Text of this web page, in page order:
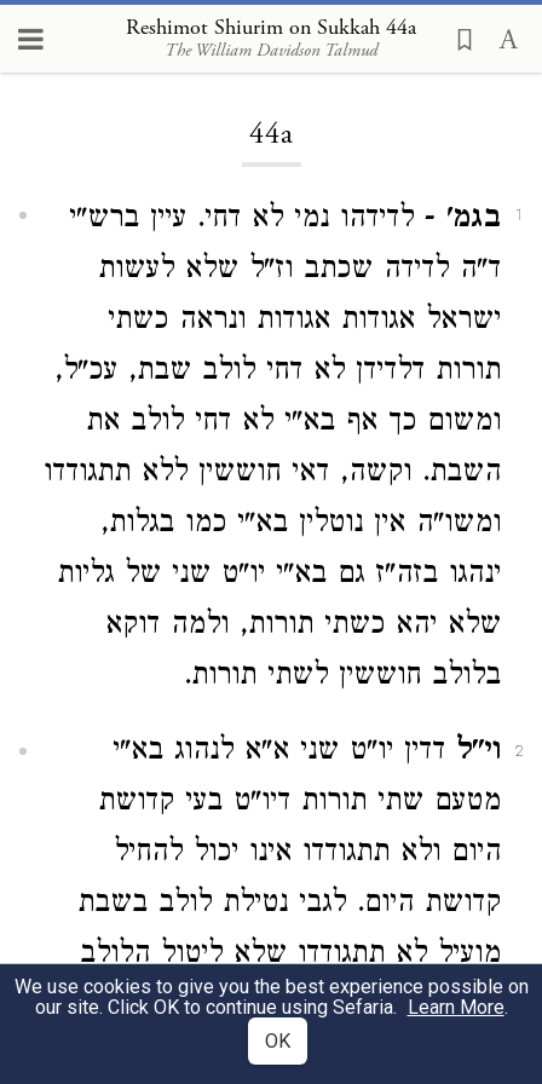
Reshimot Shiurim on Sukkah 44a
The William Davidson Talmud
Loading...
44a
1 בגמ' - לדידהו נמי לא דחי. עיין ברש"י
ד"ה לדידה שכתב וז"ל שלא לעשות
ישראל אגודות אגודות ונראה כשתי
תורות דלדידן לא דחי לולב שבת, עכ"ל,
ומשום כך אף בא"י לא דחי לולב את
השבת. וקשה, דאי חוששין ללא תתגודדו
ומשו"ה אין נוטלין בא"י כמו בגלות,
ינהגו בזה"ז גם בא"י יו"ט שני של גליות
שלא יהא כשתי תורות, ולמה דוקא
בלולב חוששין לשתי תורות.
2 וי"ל דדין יו"ט שני א"א לנהוג בא"י
מטעם שתי תורות דיו"ט בעי קדושת
היום ולא תתגודדו אינו יכול להחיל
קדושת היום. לגבי נטילת לולב בשבת
מועיל לא תתגודדו שלא ליטול הלולב
בשבת, אבל לא לחדש קדושת היום.
We use cookies to give you the best experience possible on
our site. Click OK to continue using Sefaria. Learn More.
OK